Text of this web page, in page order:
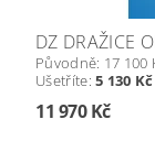
DZ DRAŽICE
Původně: 17 100
Ušetříte:5 130
11 970 Kč